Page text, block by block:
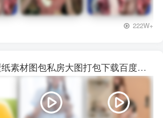
222W+
西呱呀呀呀【13套]】写真壁纸素材图包私房大图打包下载百度网盘